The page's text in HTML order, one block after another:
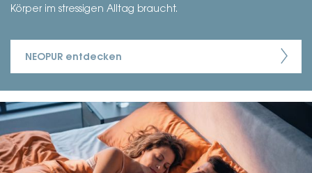
Körper im stressigen Alltag braucht.
NEOPUR entdecken